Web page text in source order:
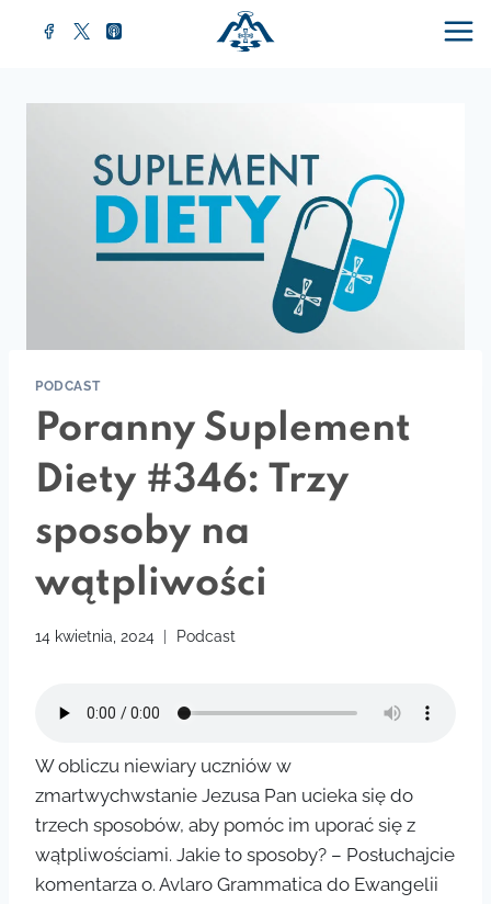
PODCAST
Poranny Suplement
Diety #346: Trzy
sposoby na
wątpliwości
14 kwietnia, 2024 Podcast
W obliczu niewiary uczniów w
zmartwychwstanie Jezusa Pan ucieka się do
trzech sposobów, aby pomóc im uporać się z
wątpliwościami. Jakie to sposoby? – Posłuchajcie
komentarza o. Avlaro Grammatica do Ewangelii